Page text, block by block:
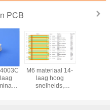
PCB
M6 materiaal 14-
laag hoog
snelheids,